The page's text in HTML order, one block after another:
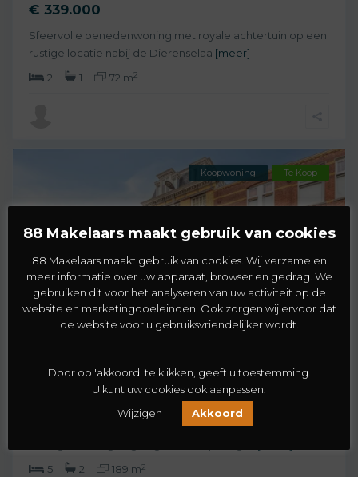
€ 339.000
Sfeervolle benedenwoning met royale achtertuin op een
rustige locatie nabij de Dierenselaa [meer]
2
1 72 m2
Koopwoning Te Koop
Valkenboslaan 266
Authentieke en royale woning met hoge plafonds,
5
2 189 m2
88 Makelaars maakt gebruik van cookies
88 Makelaars maakt gebruik van cookies. Wij verzamelen
meer informatie over uw apparaat, browser en gedrag. We
gebruiken dit voor het analyseren van uw activiteit op de
website en marketingdoeleinden. Ook zorgen wij ervoor dat
de website voor u gebruiksvriendelijker wordt.
Door op 'akkoord' te klikken, geeft u toestemming.
U kunt uw cookies ook aanpassen.
Wijzigen
Akkoord